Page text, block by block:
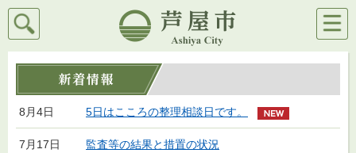
芦屋市
検索
メニ
ュー
8月4日 5日はこころの整理相談日です。
7月17日 監査等の結果と措置の状況